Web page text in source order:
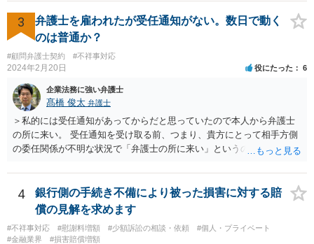
3
弁護士を雇われたが受任通知がない。数日で動く
のは普通か？
#顧問弁護士契約 #不祥事対応
2024年2月20日 役にたった 6
企業法務に強い弁護士
髙橋 俊太 弁護士
＞私的には受任通知があってからだと思っていたので本人から弁護士
の所に来い。 受任通知を受け取る前、つまり、貴方にとって相手方側
の委任関係が不明な状況で「弁護士の所に来い」というのは、さすが
絡がきますよね？ 通常はそのような初動となります。
4
銀行側の手続き不備により被った損害に対する賠
償の見解を求めます
#不祥事対応 #慰謝料増額 #少額訴訟の相談・依頼
#個人・プライベート
#金融業界
#損害賠償増額